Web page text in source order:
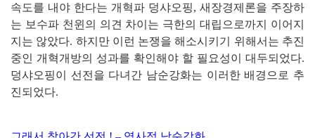
속도를 내야 한다는 개혁파 덩샤오핑, 새장경제론을 주장하
는 보수파 천윈의 의견 차이는 극한의 대립으로까지 이어지
지는 않았다. 하지만 이런 논쟁을 해소시키기 위해서는 추진
중인 개혁개방의 성과를 확인해야 할 필요성이 대두되었다.
덩샤오핑이 선전을 다녀간 남순강화는 이러한 배경으로 추
진되었다.